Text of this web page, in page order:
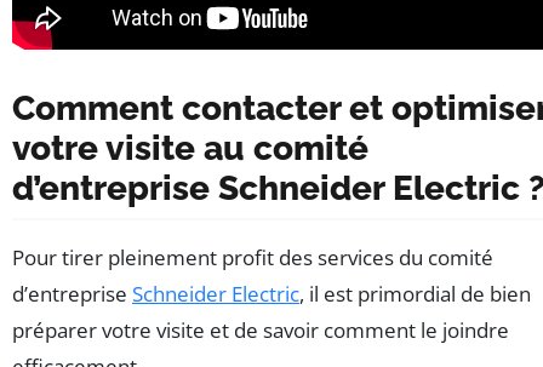
Comment contacter et
votre visite au comité
d’entreprise Schneider Electric
Pour tirer pleinement profit des services du comité
d’entreprise Schneider Electric, il est primordial de bien
préparer votre visite et de savoir comment le joindre